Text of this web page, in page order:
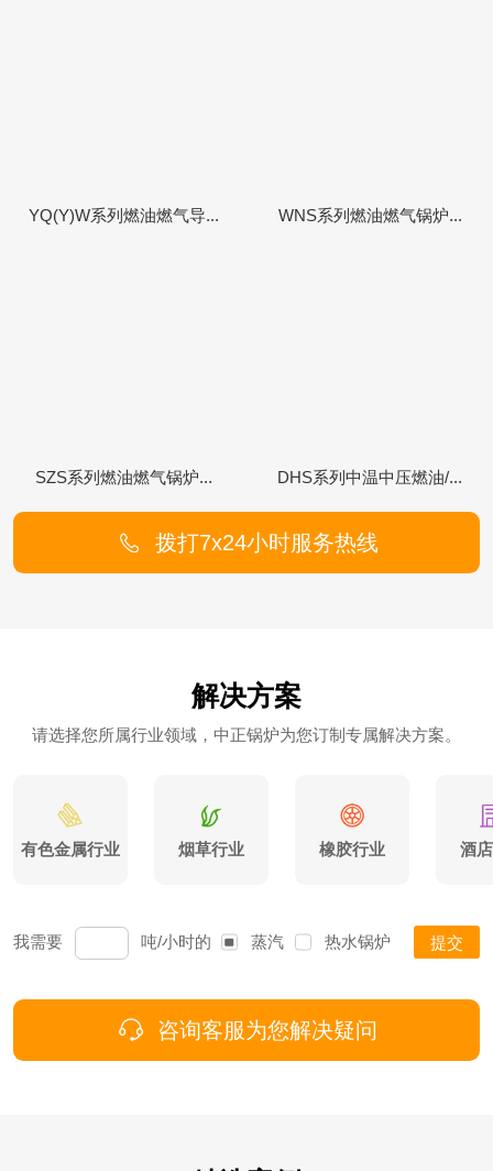
YQ(Y)W系列燃油燃气导... WNS系列燃油燃气锅炉...
SZS系列燃油燃气锅炉... DHS系列中温中压燃油/...
拨打7x24小时服务热线
解决方案
请选择您所属行业领域，中正锅炉为您订制专属解决方案。
有色金属行业 烟草行业 橡胶行业 酒
我需要 吨/小时的 蒸汽 热水锅炉 提交
咨询客服为您解决疑问